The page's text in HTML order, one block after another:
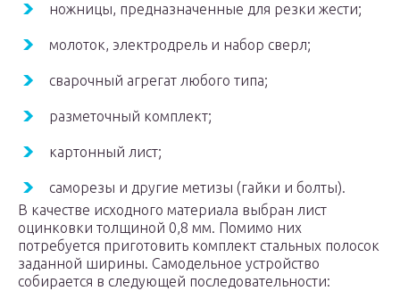
ножницы, предназначенные для резки жести;
молоток, электродрель и набор сверл;
сварочный агрегат любого типа;
разметочный комплект;
картонный лист;
саморезы и другие метизы (гайки и болты).
В качестве исходного материала выбран лист
оцинковки толщиной 0,8 мм. Помимо них
потребуется приготовить комплект стальных полосок
заданной ширины. Самодельное устройство
собирается в следующей последовательности: